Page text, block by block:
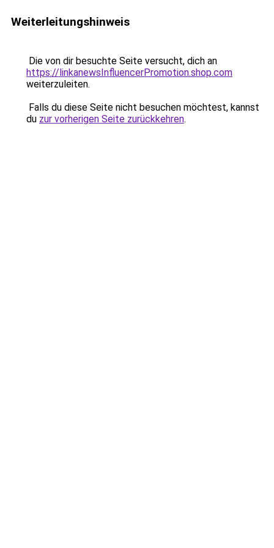
Weiterleitungshinweis
Die von dir besuchte Seite versucht, dich an
https://linkanewsInfluencerPromotion.shop.com
weiterzuleiten.
Falls du diese Seite nicht besuchen möchtest, kannst
du zur vorherigen Seite zurückkehren.